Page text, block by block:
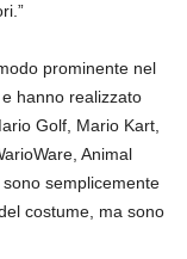
prominente nel
hanno realizzato
Golf, Mario Kart,
Animal
semplicemente
costume, ma sono